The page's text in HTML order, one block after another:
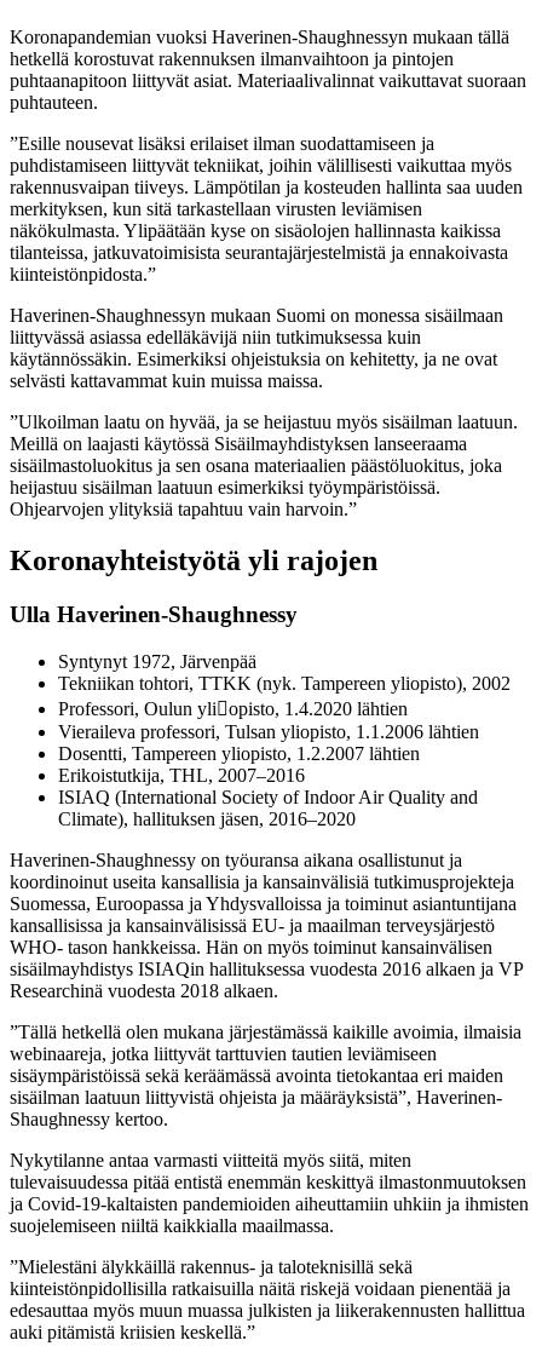
Koronapandemian vuoksi Haverinen-Shaughnessyn mukaan tällä
hetkellä korostuvat rakennuksen ilmanvaihtoon ja pintojen
puhtaanapitoon liittyvät asiat. Materiaalivalinnat vaikuttavat suoraan
puhtauteen.
”Esille nousevat lisäksi erilaiset ilman suodattamiseen ja
puhdistamiseen liittyvät tekniikat, joihin välillisesti vaikuttaa myös
rakennusvaipan tiiveys. Lämpötilan ja kosteuden hallinta saa uuden
merkityksen, kun sitä tarkastellaan virusten leviämisen
näkökulmasta. Ylipäätään kyse on sisäolojen hallinnasta kaikissa
tilanteissa, jatkuvatoimisista seurantajärjestelmistä ja ennakoivasta
kiinteistönpidosta.”
Haverinen-Shaughnessyn mukaan Suomi on monessa sisäilmaan
liittyvässä asiassa edelläkävijä niin tutkimuksessa kuin
käytännössäkin. Esimerkiksi ohjeistuksia on kehitetty, ja ne ovat
selvästi kattavammat kuin muissa maissa.
”Ulkoilman laatu on hyvää, ja se heijastuu myös sisäilman laatuun.
Meillä on laajasti käytössä Sisäilmayhdistyksen lanseeraama
sisäilmastoluokitus ja sen osana materiaalien päästöluokitus, joka
heijastuu sisäilman laatuun esimerkiksi työympäristöissä.
Ohjearvojen ylityksiä tapahtuu vain harvoin.”
Koronayhteistyötä yli rajojen
Ulla Haverinen-Shaughnessy
Syntynyt 1972, Järvenpää
Tekniikan tohtori, TTKK (nyk. Tampereen yliopisto), 2002
Professori, Oulun yliopisto, 1.4.2020 lähtien
Vieraileva professori, Tulsan yliopisto, 1.1.2006 lähtien
Dosentti, Tampereen yliopisto, 1.2.2007 lähtien
Erikoistutkija, THL, 2007–2016
ISIAQ (International Society of Indoor Air Quality and
Climate), hallituksen jäsen, 2016–2020
Haverinen-Shaughnessy on työuransa aikana osallistunut ja
koordinoinut useita kansallisia ja kansainvälisiä tutkimusprojekteja
Suomessa, Euroopassa ja Yhdysvalloissa ja toiminut asiantuntijana
kansallisissa ja kansainvälisissä EU- ja maailman terveysjärjestö
WHO- tason hankkeissa. Hän on myös toiminut kansainvälisen
sisäilmayhdistys ISIAQin hallituksessa vuodesta 2016 alkaen ja VP
Researchinä vuodesta 2018 alkaen.
”Tällä hetkellä olen mukana järjestämässä kaikille avoimia, ilmaisia
webinaareja, jotka liittyvät tarttuvien tautien leviämiseen
sisäympäristöissä sekä keräämässä avointa tietokantaa eri maiden
sisäilman laatuun liittyvistä ohjeista ja määräyksistä”, Haverinen-
Shaughnessy kertoo.
Nykytilanne antaa varmasti viitteitä myös siitä, miten
tulevaisuudessa pitää entistä enemmän keskittyä ilmastonmuutoksen
ja Covid-19-kaltaisten pandemioiden aiheuttamiin uhkiin ja ihmisten
suojelemiseen niiltä kaikkialla maailmassa.
”Mielestäni älykkäillä rakennus- ja taloteknisillä sekä
kiinteistönpidollisilla ratkaisuilla näitä riskejä voidaan pienentää ja
edesauttaa myös muun muassa julkisten ja liikerakennusten hallittua
auki pitämistä kriisien keskellä.”